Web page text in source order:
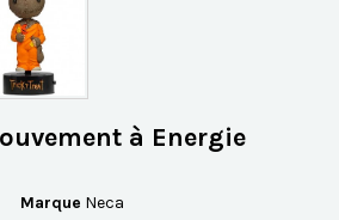
à Energie
Marque Neca